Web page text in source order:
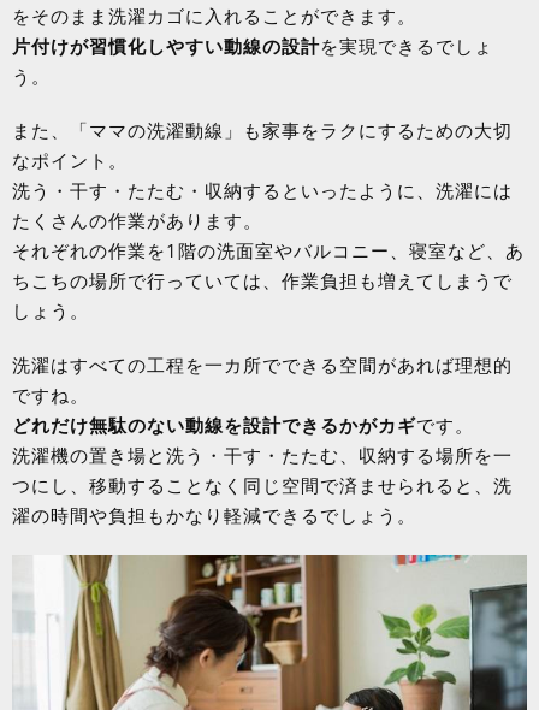
をそのまま洗濯カゴに入れることができます。
片付けが習慣化しやすい動線の設計を実現できるでしょ
う。
また、「ママの洗濯動線」も家事をラクにするための大切
なポイント。
洗う・干す・たたむ・収納するといったように、洗濯には
たくさんの作業があります。
それぞれの作業を1階の洗面室やバルコニー、寝室など、あ
ちこちの場所で行っていては、作業負担も増えてしまうで
しょう。
洗濯はすべての工程を一カ所でできる空間があれば理想的
ですね。
どれだけ無駄のない動線を設計できるかがカギです。
洗濯機の置き場と洗う・干す・たたむ、収納する場所を一
つにし、移動することなく同じ空間で済ませられると、洗
濯の時間や負担もかなり軽減できるでしょう。